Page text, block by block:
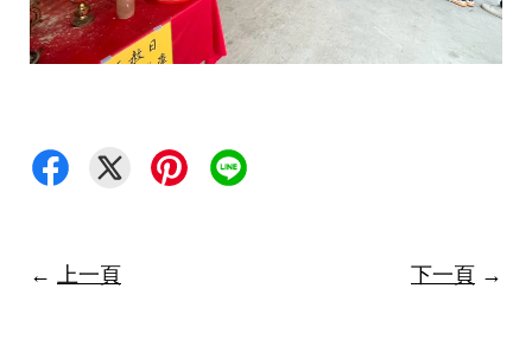
← 上一頁 下一頁 →